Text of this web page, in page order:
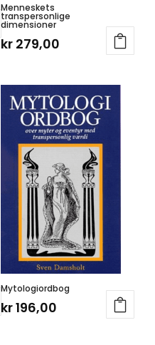
Menneskets
transpersonlige
dimensioner
kr 279,00
Mytologiordbog
kr196,00